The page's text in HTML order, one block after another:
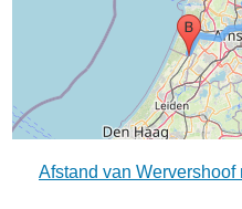
Afstand van Wervershoof